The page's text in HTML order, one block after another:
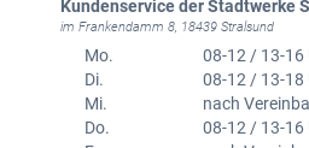
Kundenservice der Stadtwerke
im Frankendamm 8, 18439 Stralsund
Mo.
08-12 / 13-16
Di.
08-12 / 13-18
Mi.
nach
Do.
08-12 / 13-16